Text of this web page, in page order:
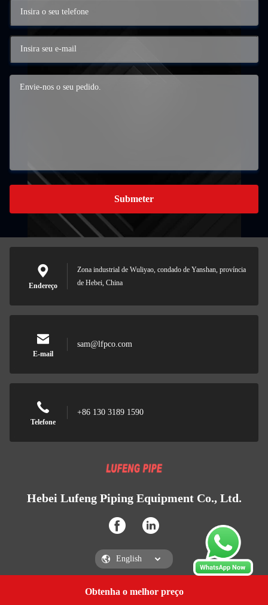
Obtenha o melhor preço
Submeter
Endereço
Zona industrial de Wuliyao, condado de Yanshan, província
de Hebei, China
E-mail
sam@lfpco.com
Telefone
+86 130 3189 1590
Hebei Lufeng Piping Equipment Co., Ltd.
Hebei Lufeng Piping Equipment Co., Ltd.Obtenha uma citação